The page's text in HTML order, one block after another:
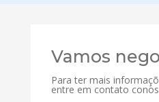
Vamos
Para ter mais
entre em contato